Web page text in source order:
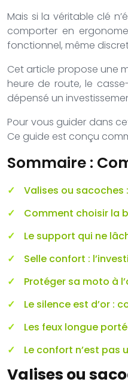
Mais si la véritable clé
comporter en
fonctionnel, même
Cet article propose une
heure de route, le
dépensé un
Pour vous guider dans
Ce guide est conçu
Sommaire :
Valises ou sacoches
Comment choisir la
Le support qui ne
Selle confort :
Protéger sa moto à
Le silence est d’or :
Les feux longue
Le confort n’est pas
Valises ou